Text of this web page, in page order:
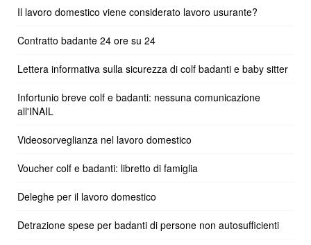
Il lavoro domestico viene considerato lavoro usurante?
Contratto badante 24 ore su 24
Lettera informativa sulla sicurezza di colf badanti e baby sitter
Infortunio breve colf e badanti: nessuna comunicazione
all'INAIL
Videosorveglianza nel lavoro domestico
Voucher colf e badanti: libretto di famiglia
Deleghe per il lavoro domestico
Detrazione spese per badanti di persone non autosufficienti